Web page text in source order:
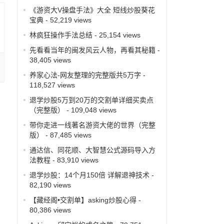
《游资大V操盘手法》大全 短线炒股葵花
宝典- 52,219 views
林疯狂操作手法总结- 25,154 views
先看看当年的闽发风云人物，再看其秘籍-
38,405 views
养家心法-网友整理的完整版共5万字 -
118,527 views
退学炒股5万到20万的交割单详细买卖点
（完整版）
- 109,048 views
带你走进一线著名游资大佬的世界（完整
版）
- 87,485 views
通达信、同花顺、大智慧公式源码导入方
法教程- 83,910 views
退学炒股：14个月150倍 详解退神技术 -
82,190 views
【藏经阁•交割单】asking炒股心得-
80,386 views